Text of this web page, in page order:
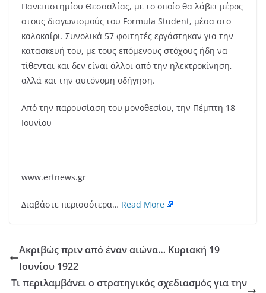
Πανεπιστημίου Θεσσαλίας, με το οποίο θα λάβει μέρος
στους διαγωνισμούς του Formula Student, μέσα στο
καλοκαίρι. Συνολικά 57 φοιτητές εργάστηκαν για την
κατασκευή του, με τους επόμενους στόχους ήδη να
τίθενται και δεν είναι άλλοι από την ηλεκτροκίνηση,
αλλά και την αυτόνομη οδήγηση.
Από την παρουσίαση του μονοθεσίου, την Πέμπτη 18
Ιουνίου
www.ertnews.gr
Διαβάστε περισσότερα… Read More
Ακριβώς πριν από έναν αιώνα… Κυριακή 19
Ιουνίου 1922
Τι περιλαμβάνει ο στρατηγικός σχεδιασμός για την